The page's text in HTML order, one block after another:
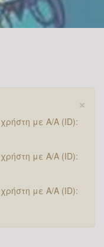
×
με Α/Α (ID):
με Α/Α (ID):
με Α/Α (ID):